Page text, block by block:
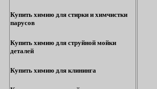
Купить химию для стирки и химчистки
парусов
Купить химию для струйной мойки
деталей
Купить химию для клининга